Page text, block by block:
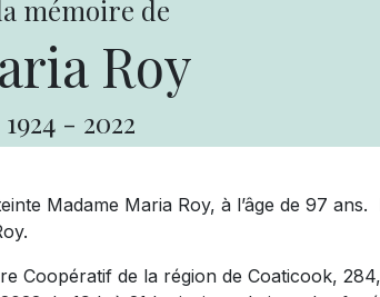
mémoire de
Roy
1924 - 2022
Madame Maria Roy, à l’âge de 97 ans.
Coopératif de la région de Coaticook,